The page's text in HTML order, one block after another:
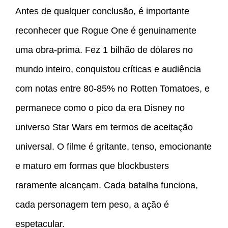
Antes de qualquer conclusão, é importante
reconhecer que Rogue One é genuinamente
uma obra-prima. Fez 1 bilhão de dólares no
mundo inteiro, conquistou críticas e audiência
com notas entre 80-85% no Rotten Tomatoes, e
permanece como o pico da era Disney no
universo Star Wars em termos de aceitação
universal. O filme é gritante, tenso, emocionante
e maturo em formas que blockbusters
raramente alcançam. Cada batalha funciona,
cada personagem tem peso, a ação é
espetacular.